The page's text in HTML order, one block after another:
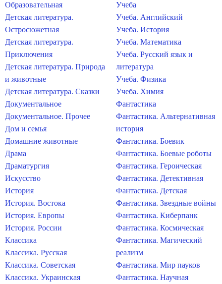
Образовательная
Детская литература.
Остросюжетная
Детская литература.
Приключения
Детская литература. Природа
и животные
Детская литература. Сказки
Документальное
Документальное. Прочее
Дом и семья
Домашние животные
Драма
Драматургия
Искусство
История
История. Востока
История. Европы
История. России
Классика
Классика. Русская
Классика. Советская
Классика. Украинская
Учеба
Учеба. Английский
Учеба. История
Учеба. Математика
Учеба. Русский язык и
литература
Учеба. Физика
Учеба. Химия
Фантастика
Фантастика. Альтернативная
история
Фантастика. Боевик
Фантастика. Боевые роботы
Фантастика. Героическая
Фантастика. Детективная
Фантастика. Детская
Фантастика. Звездные войны
Фантастика. Киберпанк
Фантастика. Космическая
Фантастика. Магический
реализм
Фантастика. Мир пауков
Фантастика. Научная